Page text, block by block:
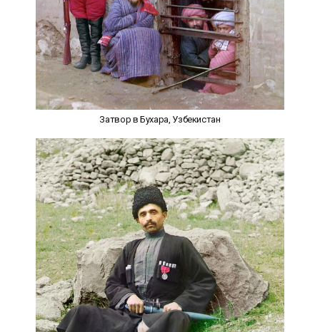
Затвор в Бухара, Узбекистан